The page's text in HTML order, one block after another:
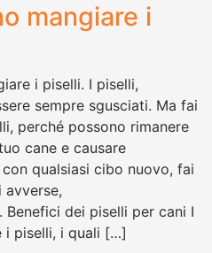
mangiare i
i piselli. I piselli,
sempre sgusciati. Ma fai
perché possono rimanere
cane e causare
qualsiasi cibo nuovo, fai
avverse,
dei piselli per cani I
i piselli, i quali […]